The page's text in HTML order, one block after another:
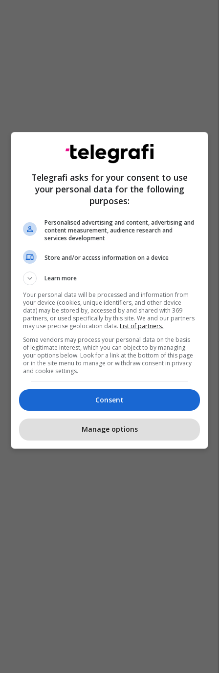
Telegrafi asks for your consent to use
your personal data for the following
purposes:
Personalised advertising and content, advertising and
content measurement, audience research and
services development
Store and/or access information on a device
Learn more
Your personal data will be processed and information from
your device (cookies, unique identifiers, and other device
data) may be stored by, accessed by and shared with 369
partners, or used specifically by this site. We and our partners
may use precise geolocation data. List of partners.
Some vendors may process your personal data on the basis
of legitimate interest, which you can object to by managing
your options below. Look for a link at the bottom of this page
or in the site menu to manage or withdraw consent in privacy
and cookie settings.
Consent
Manage options